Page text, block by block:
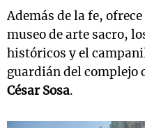
Además de la fe,
museo de arte sacro,
históricos y el
guardián del complejo
César Sosa.